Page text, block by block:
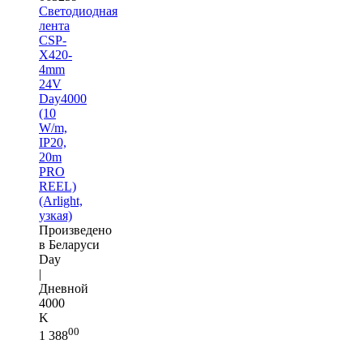
Светодиодная
лента
CSP-
X420-
4mm
24V
Day4000
(10
W/m,
IP20,
20m
PRO
REEL)
(Arlight,
узкая)
Произведено
в Беларуси
Day
|
Дневной
4000
K
1 38800